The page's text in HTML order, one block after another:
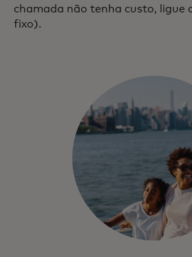
chamada não tenha custo, ligue
fixo).